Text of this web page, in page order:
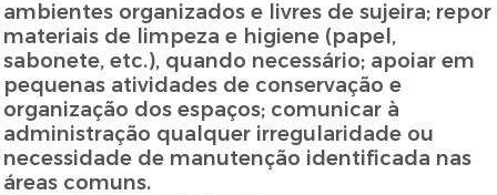
ambientes organizados e livres de sujeira; repor
materiais de limpeza e higiene (papel,
sabonete, etc.), quando necessário; apoiar em
pequenas atividades de conservação e
organização dos espaços; comunicar à
administração qualquer irregularidade ou
necessidade de manutenção identificada nas
áreas comuns.